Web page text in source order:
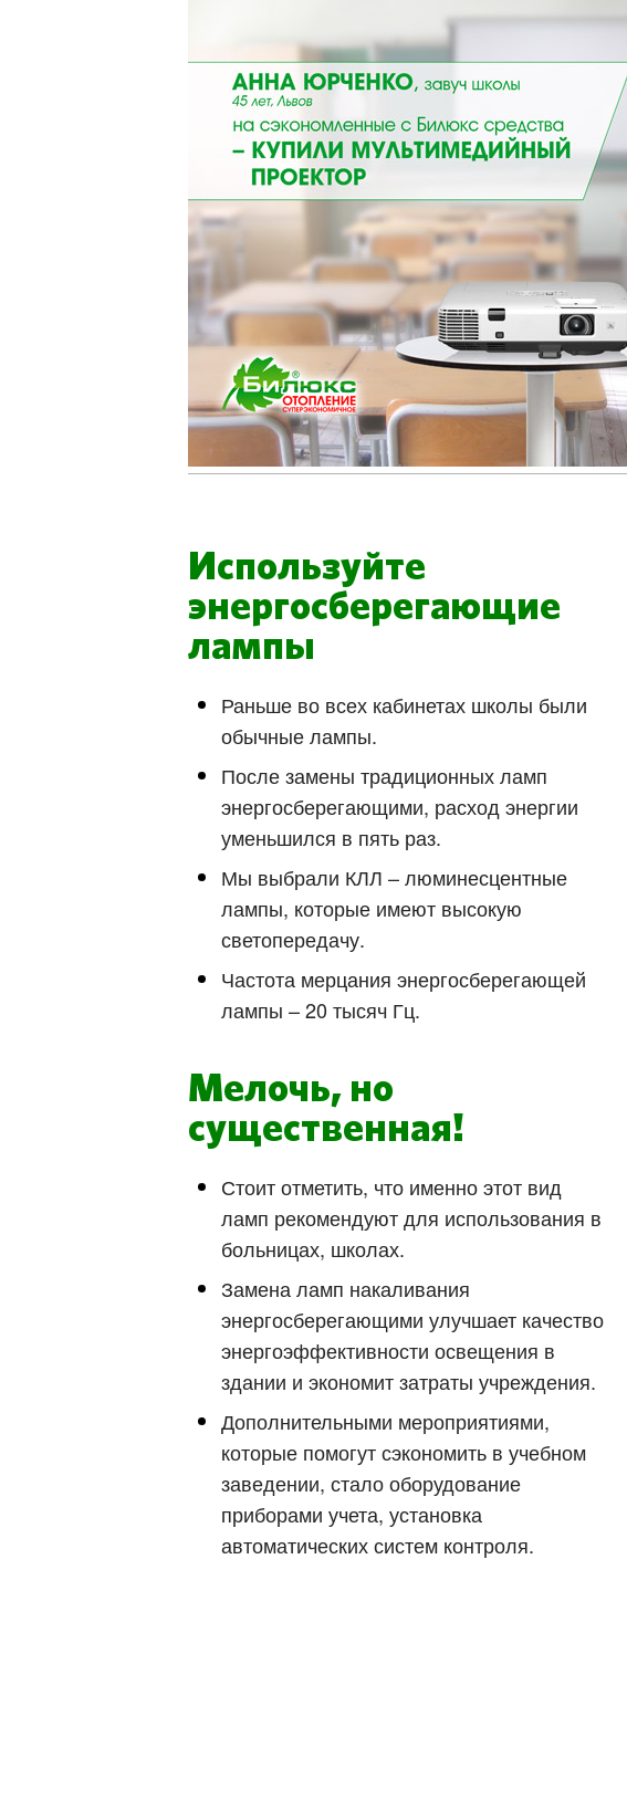
Используйте
энергосберегающие
лампы
Раньше во всех кабинетах школы были
обычные лампы.
После замены традиционных ламп
энергосберегающими, расход энергии
уменьшился в пять раз.
Мы выбрали КЛЛ – люминесцентные
лампы, которые имеют высокую
светопередачу.
Частота мерцания энергосберегающей
лампы – 20 тысяч Гц.
Мелочь, но
существенная!
Стоит отметить, что именно этот вид
ламп рекомендуют для использования в
больницах, школах.
Замена ламп накаливания
энергосберегающими улучшает качество
энергоэффективности освещения в
здании и экономит затраты учреждения.
Дополнительными мероприятиями,
которые помогут сэкономить в учебном
заведении, стало оборудование
приборами учета, установка
автоматических систем контроля.